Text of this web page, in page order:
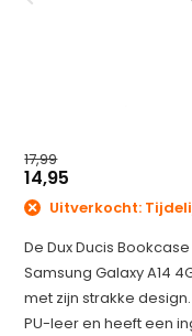
17,99
14,95
Uitverkocht:
De Dux Ducis
Samsung Galaxy A14
met zijn strakke
PU-leer en heeft een